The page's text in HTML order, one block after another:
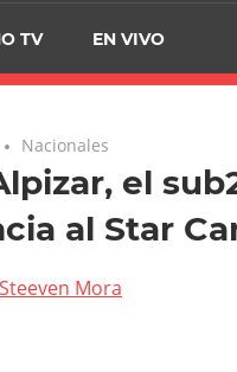
TV EN VIVO
Nacionales
el
al Star
Steeven Mora